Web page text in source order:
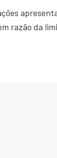
razão da